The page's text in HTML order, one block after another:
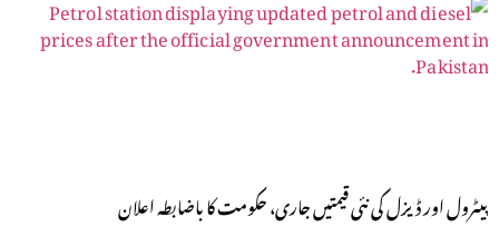
پیٹرول اور ڈیزل کی نئی قیمتیں جاری، حکومت کا باضابطہ اعلان